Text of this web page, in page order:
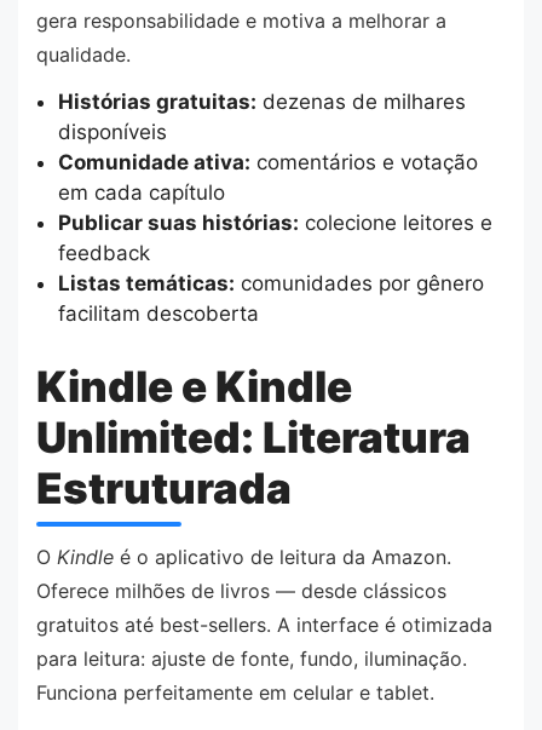
gera responsabilidade e motiva a melhorar a
qualidade.
Histórias gratuitas: dezenas de milhares
disponíveis
Comunidade ativa: comentários e votação
em cada capítulo
Publicar suas histórias: colecione leitores e
feedback
Listas temáticas: comunidades por gênero
facilitam descoberta
Kindle e Kindle
Unlimited: Literatura
Estruturada
O Kindle é o aplicativo de leitura da Amazon.
Oferece milhões de livros — desde clássicos
gratuitos até best-sellers. A interface é otimizada
para leitura: ajuste de fonte, fundo, iluminação.
Funciona perfeitamente em celular e tablet.